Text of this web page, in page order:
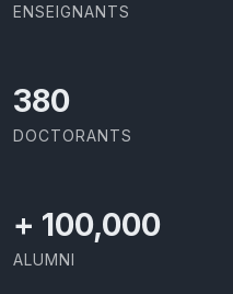
ENSEIGNANTS
403
DOCTORANTS
+ 100,000
ALUMNI